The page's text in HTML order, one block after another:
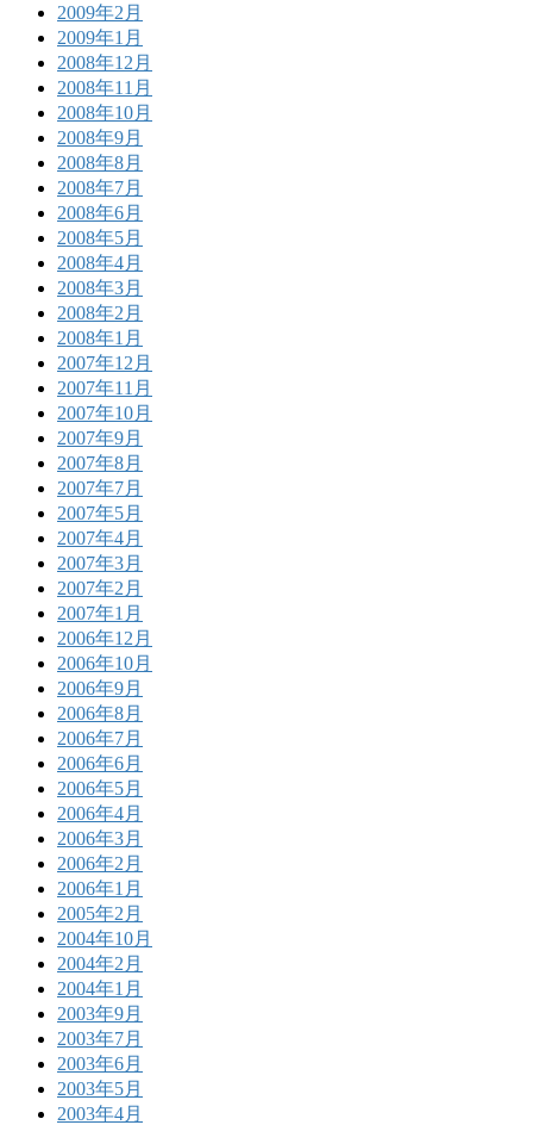
2009年2月
2009年1月
2008年12月
2008年11月
2008年10月
2008年9月
2008年8月
2008年7月
2008年6月
2008年5月
2008年4月
2008年3月
2008年2月
2008年1月
2007年12月
2007年11月
2007年10月
2007年9月
2007年8月
2007年7月
2007年5月
2007年4月
2007年3月
2007年2月
2007年1月
2006年12月
2006年10月
2006年9月
2006年8月
2006年7月
2006年6月
2006年5月
2006年4月
2006年3月
2006年2月
2006年1月
2005年2月
2004年10月
2004年2月
2004年1月
2003年9月
2003年7月
2003年6月
2003年5月
2003年4月